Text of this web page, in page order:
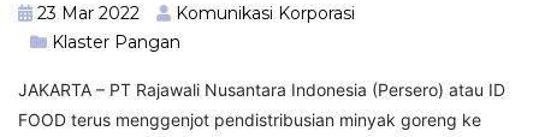
23 Mar 2022
Komunikasi Korporasi
Klaster Pangan
JAKARTA – PT Rajawali Nusantara Indonesia (Persero) atau ID
FOOD terus menggenjot pendistribusian minyak goreng ke